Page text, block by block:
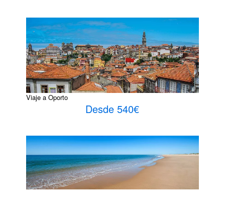
Viaje a Oporto
Desde 540€